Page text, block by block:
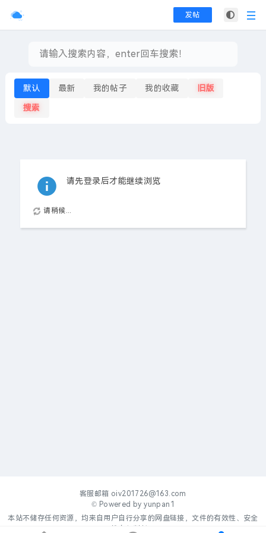
发帖
默认 最新 我的帖子 我的收藏 旧版
搜索
请先登录后才能继续浏览
请稍候...
客服邮箱 oiv201726@163.com
© Powered byyunpan1
本站不储存任何资源，均来自用户自行分享的网盘链接，文件的有效性、安全